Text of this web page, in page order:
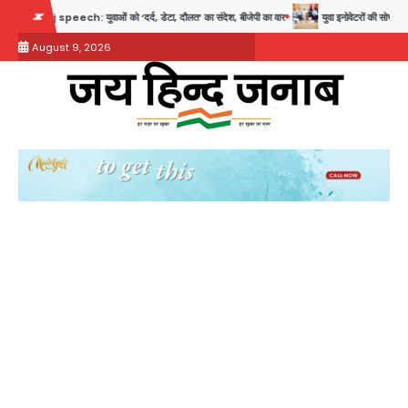
content
युवाओं को ‘दर्द, डेटा, दौलत’ का संदेश, बीजेपी का वार युवा इनोवेटरों की सोच से हाईटेक
August 9, 2026